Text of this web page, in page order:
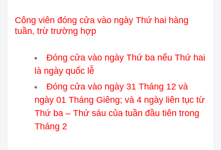
Công viên đóng cửa vào ngày Thứ hai hàng
tuần, trừ trường hợp
Đóng cửa vào ngày Thứ ba nếu Thứ hai
là ngày quốc lễ
Đóng cửa vào ngày 31 Tháng 12 và
ngày 01 Tháng Giêng; và 4 ngày liên tục từ
Thứ ba – Thứ sáu của tuần đầu tiên trong
Tháng 2